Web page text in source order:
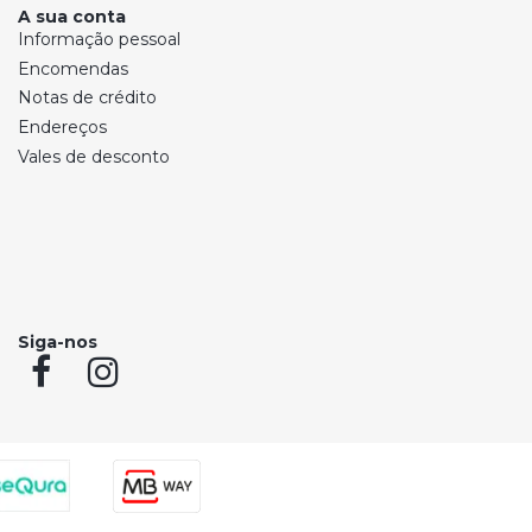
A sua conta
Informação pessoal
Encomendas
Notas de crédito
Endereços
Vales de desconto
Siga-nos